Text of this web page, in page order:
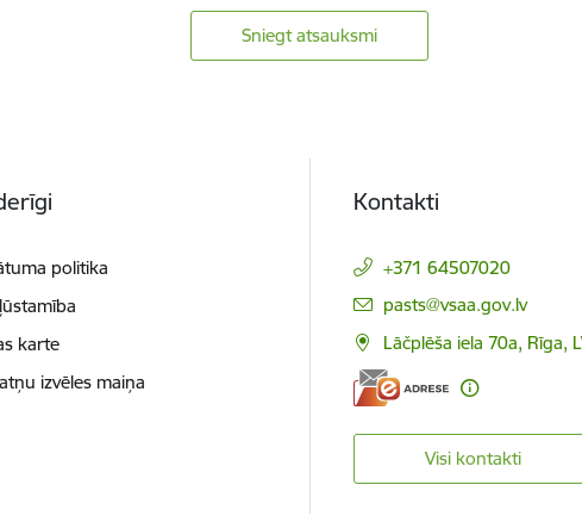
Sniegt atsauksmi
politika
karte
izvēles maiņa
Kontakti
+371 64507020
E-pasts:
pasts@vsaa.gov.lv
Lāčplēša iela 70a, Rīga,
Visi kontakti